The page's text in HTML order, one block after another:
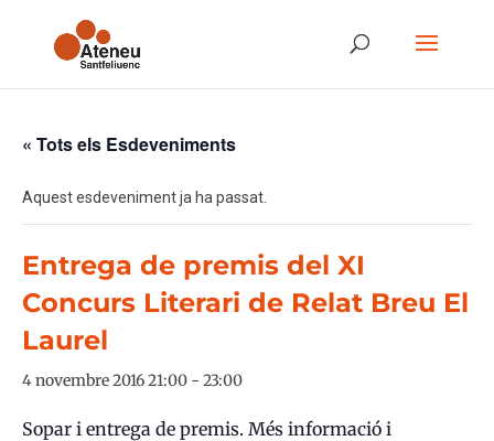
« Tots els Esdeveniments
Aquest esdeveniment ja ha passat.
Entrega de premis del XI
Concurs Literari de Relat Breu El
Laurel
4 novembre 2016 21:00 - 23:00
Sopar i entrega de premis. Més informació i